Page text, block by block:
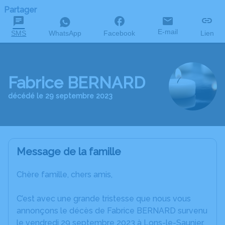
Partager
SMS WhatsApp Facebook E-mail Lien
Fabrice BERNARD
décédé le 29 septembre 2023
Message de la famille
Chère famille, chers amis,
C’est avec une grande tristesse que nous vous
annonçons le décès de Fabrice BERNARD survenu
le vendredi 29 septembre 2023 à Lons-le-Saunier.